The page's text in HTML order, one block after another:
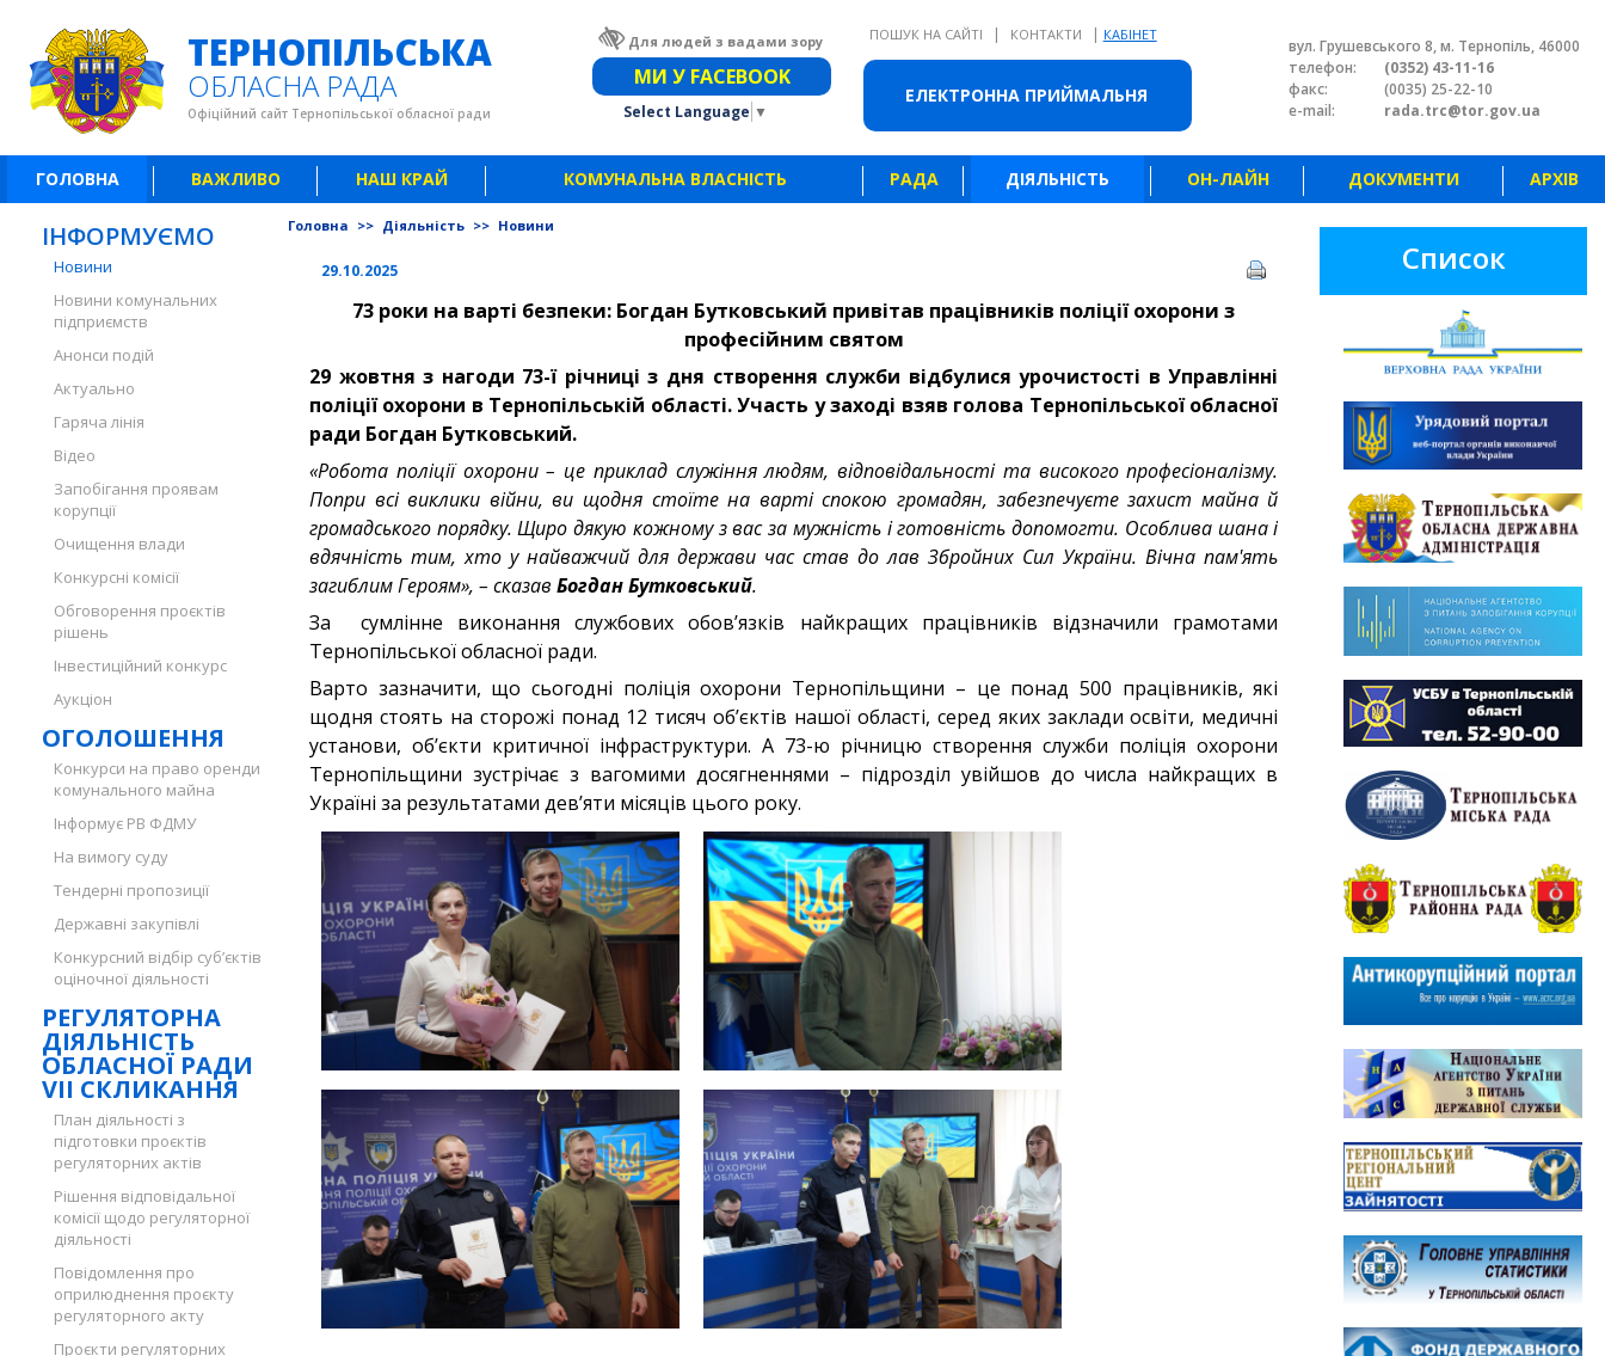
ЕЛЕКТРОННА ПРИЙМАЛЬНЯ
ТЕРНОПІЛЬСЬКА
ОБЛАСНА РАДА
Офіційний сайт Тернопільської обласної ради
Для людей з вадами зору Звичайна версія сайту
МИ У FACEBOOK
Select Language ▼
ПОШУК НА САЙТІ | КОНТАКТИ | КАБІНЕТ
вул. Грушевського 8, м. Тернопіль, 46000
телефон:
(0352) 43-11-16
факс:
(0035) 25-22-10
e-mail:
rada.trc@tor.gov.ua
ГОЛОВНА ВАЖЛИВО НАШ КРАЙ КОМУНАЛЬНА ВЛАСНІСТЬ РАДА ДІЯЛЬНІСТЬ ОН-ЛАЙН ДОКУМЕНТИ АРХІВ
ІНФОРМУЄМО
Новини
Новини комунальних
підприємств
Анонси подій
Актуально
Гаряча лінія
Відео
Запобігання проявам
корупції
Очищення влади
Конкурсні комісії
Обговорення проєктів
рішень
Інвестиційний конкурс
Аукціон
ОГОЛОШЕННЯ
Конкурси на право оренди
комунального майна
Інформує РВ ФДМУ
На вимогу суду
Тендерні пропозиції
Державні закупівлі
Конкурсний відбір суб’єктів
оціночної діяльності
РЕГУЛЯТОРНА
ДІЯЛЬНІСТЬ
ОБЛАСНОЇ РАДИ
VII СКЛИКАННЯ
План діяльності з
підготовки проєктів
регуляторних актів
Рішення відповідальної
комісії щодо регуляторної
діяльності
Повідомлення про
оприлюднення проєкту
регуляторного акту
Проєкти регуляторних
Головна >> Діяльність >> Новини
29.10.2025
73 роки на варті безпеки: Богдан Бутковський привітав працівників поліції охорони з
професійним святом
29 жовтня з нагоди 73-ї річниці з дня створення служби відбулися урочистості в Управлінні
поліції охорони в Тернопільській області. Участь у заході взяв голова Тернопільської обласної
ради Богдан Бутковський.
«Робота поліції охорони – це приклад служіння людям, відповідальності та високого професіоналізму.
Попри всі виклики війни, ви щодня стоїте на варті спокою громадян, забезпечуєте захист майна й
громадського порядку. Щиро дякую кожному з вас за мужність і готовність допомогти. Особлива шана і
вдячність тим, хто у найважчий для держави час став до лав Збройних Сил України. Вічна пам'ять
загиблим Героям», – сказав Богдан Бутковський.
За сумлінне виконання службових обов’язків найкращих працівників відзначили грамотами
Тернопільської обласної ради.
Варто зазначити, що сьогодні поліція охорони Тернопільщини – це понад 500 працівників, які
щодня стоять на сторожі понад 12 тисяч об’єктів нашої області, серед яких заклади освіти, медичні
установи, об’єкти критичної інфраструктури. А 73-ю річницю створення служби поліція охорони
Тернопільщини зустрічає з вагомими досягненнями – підрозділ увійшов до числа найкращих в
Україні за результатами дев’яти місяців цього року.
Список